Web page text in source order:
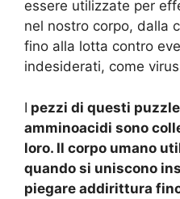
essere utilizzate per
nel nostro corpo, dalla
fino alla lotta contro
indesiderati, come
I pezzi di questi
amminoacidi sono
loro. Il corpo umano
quando si uniscono
piegare addirittura